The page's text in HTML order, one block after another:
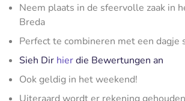
Neem plaats in de sfeervolle zaak in
Breda
Perfect te combineren met een dagje
Sieh Dir hierdie Bewertungen an
Ook geldig in het weekend!